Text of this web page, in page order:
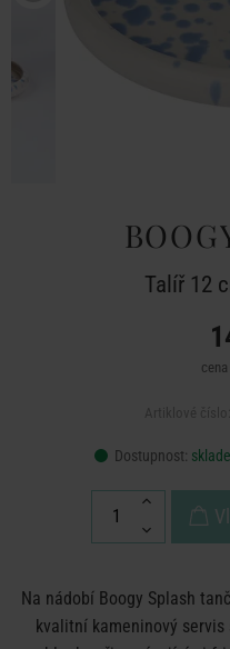
Talíř 12
Dostupnost:
Na nádobí Boogy Splash
kvalitní kameninový